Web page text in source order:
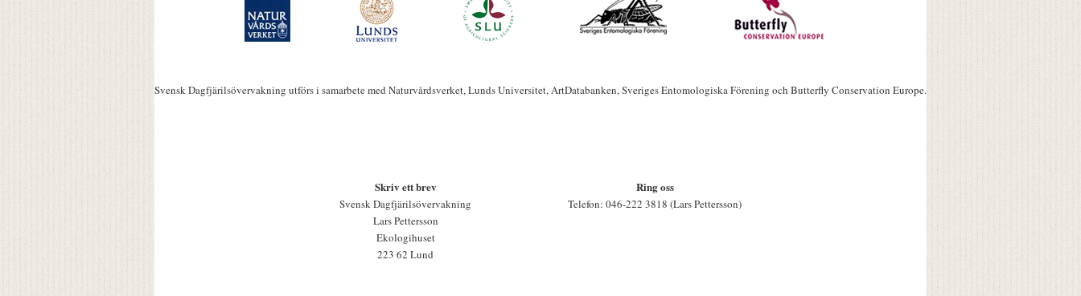
Svensk Dagfjärilsövervakning utförs i samarbete med Naturvårdsverket, Lunds Universitet, ArtDatabanken, Sveriges Entomologiska Förening och Butterfly Conservation Europe.
Skriv ett brev
Svensk Dagfjärilsövervakning
Lars Pettersson
Ekologihuset
223 62 Lund
Ring oss
Telefon: 046-222 3818 (Lars Pettersson)